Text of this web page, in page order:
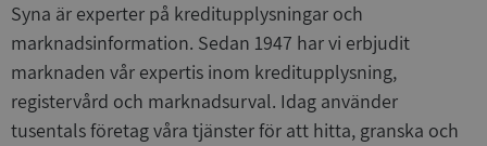
Syna är experter på kreditupplysningar och
marknadsinformation. Sedan 1947 har vi erbjudit
marknaden vår expertis inom kreditupplysning,
registervård och marknadsurval. Idag använder
tusentals företag våra tjänster för att hitta, granska och